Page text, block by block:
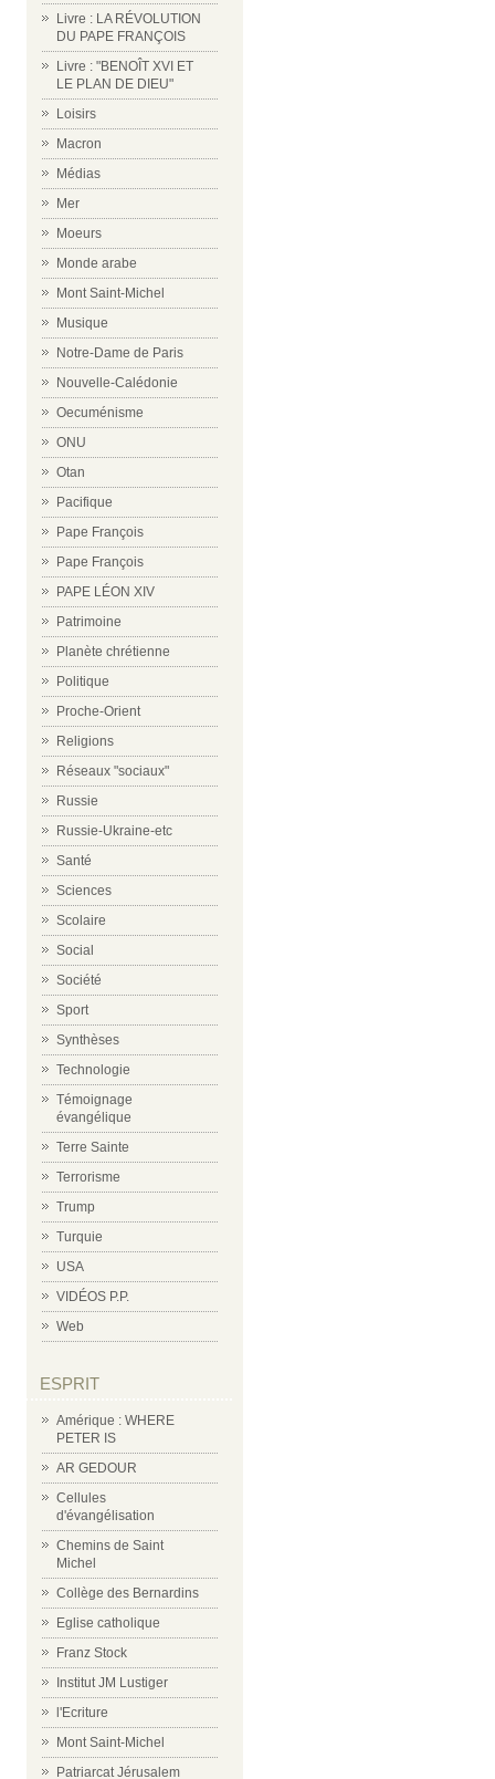
Livre : LA RÉVOLUTION
DU PAPE FRANÇOIS
Livre : "BENOÎT XVI ET
LE PLAN DE DIEU"
Loisirs
Macron
Médias
Mer
Moeurs
Monde arabe
Mont Saint-Michel
Musique
Notre-Dame de Paris
Nouvelle-Calédonie
Oecuménisme
ONU
Otan
Pacifique
Pape François
Pape François
PAPE LÉON XIV
Patrimoine
Planète chrétienne
Politique
Proche-Orient
Religions
Réseaux "sociaux"
Russie
Russie-Ukraine-etc
Santé
Sciences
Scolaire
Social
Société
Sport
Synthèses
Technologie
Témoignage
évangélique
Terre Sainte
Terrorisme
Trump
Turquie
USA
VIDÉOS P.P.
Web
ESPRIT
Amérique : WHERE
PETER IS
AR GEDOUR
Cellules
d'évangélisation
Chemins de Saint
Michel
Collège des Bernardins
Eglise catholique
Franz Stock
Institut JM Lustiger
l'Ecriture
Mont Saint-Michel
Patriarcat Jérusalem